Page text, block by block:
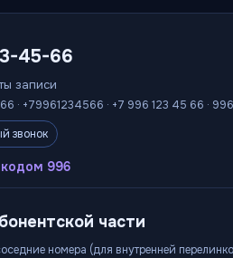
45-66
записи
· +79961234566 · +7 996 123 45 66 ·
звонок
996
части
номера (для внутренней